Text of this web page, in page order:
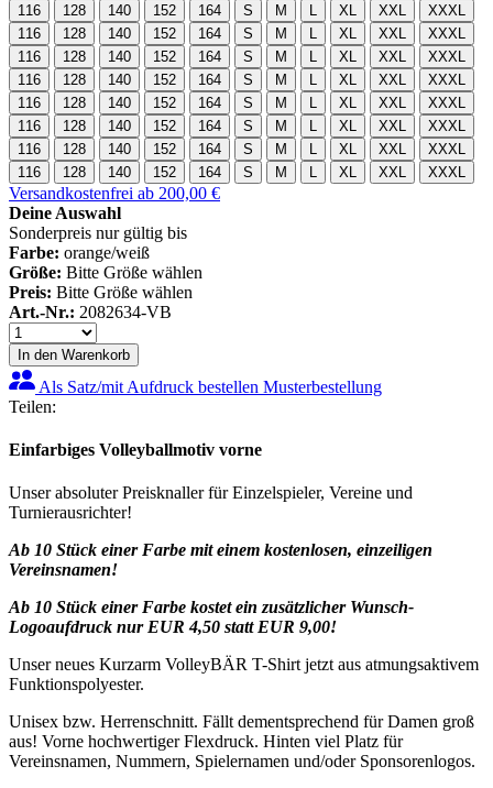
116
128 140 152 164 S M XL XXL
XXXL
116
128 140 152 164 S M XL XXL
XXXL
116
128 140 152 164 S M XL XXL
XXXL
116
128 140 152 164 S M XL XXL
XXXL
116
128 140 152 164 S M XL XXL
XXXL
116
128 140 152 164 S M XL XXL
XXXL
116
128 140 152 164 S M XL XXL
XXXL
116
128 140 152 164 S M XL XXL XXXL
Versandkostenfrei ab 200,00 €
Deine Auswahl
Sonderpreis nur gültig bis
Farbe: orange/weiß
Größe: Bitte Größe wählen
Preis: Bitte Größe wählen
Art.-Nr.: 2082634-VB
In den Warenkorb
Als Satz/mit Aufdruck bestellen Musterbestellung
Teilen:
Einfarbiges Volleyballmotiv vorne
Unser absoluter Preisknaller für Einzelspieler, Vereine und
Turnierausrichter!
Ab 10 Stück einer Farbe mit einem kostenlosen, einzeiligen
Vereinsnamen!
Ab 10 Stück einer Farbe kostet ein zusätzlicher Wunsch-
Logoaufdruck nur EUR 4,50 statt EUR 9,00!
Unser neues Kurzarm VolleyBÄR T-Shirt jetzt aus atmungsaktivem
Funktionspolyester.
Unisex bzw. Herrenschnitt. Fällt dementsprechend für Damen groß
aus! Vorne hochwertiger Flexdruck. Hinten viel Platz für
Vereinsnamen, Nummern, Spielernamen und/oder Sponsorenlogos.